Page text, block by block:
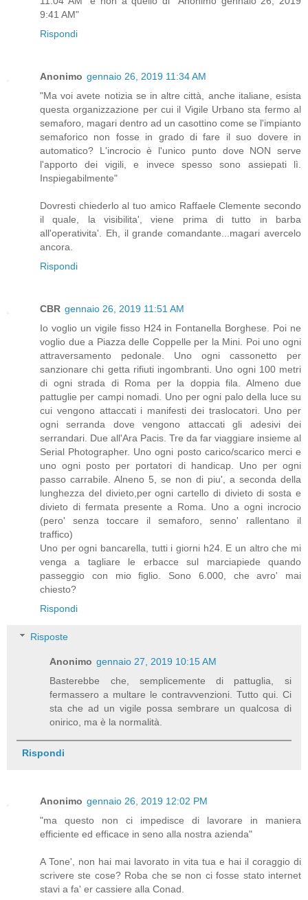
9:41 AM"
Rispondi
Anonimo gennaio 26, 2019 11:34 AM
"Ma voi avete notizia se in altre città, anche italiane, esista
questa organizzazione per cui il Vigile Urbano sta fermo al
semaforo, magari dentro ad un casottino come se l'impianto
semaforico non fosse in grado di fare il suo dovere in
automatico? L'incrocio è l'unico punto dove NON serve
l'apporto dei vigili, e invece spesso sono assiepati lì.
Inspiegabilmente"
Dovresti chiederlo al tuo amico Raffaele Clemente secondo
il quale, la visibilita', viene prima di tutto in barba
all'operativita'. Eh, il grande comandante...magari avercelo
ancora.
Rispondi
CBR gennaio 26, 2019 11:51 AM
Io voglio un vigile fisso H24 in Fontanella Borghese. Poi ne
voglio due a Piazza delle Coppelle per la Mini. Poi uno ogni
attraversamento pedonale. Uno ogni cassonetto per
sanzionare chi getta rifiuti ingombranti. Uno ogni 100 metri
di ogni strada di Roma per la doppia fila. Almeno due
pattuglie per campi nomadi. Uno per ogni palo della luce su
cui vengono attaccati i manifesti dei traslocatori. Uno per
ogni serranda dove vengono attaccati gli adesivi dei
serrandari. Due all'Ara Pacis. Tre da far viaggiare insieme al
Serial Photographer. Uno ogni posto carico/scarico merci e
uno ogni posto per portatori di handicap. Uno per ogni
passo carrabile. Alneno 5, se non di piu', a seconda della
lunghezza del divieto,per ogni cartello di divieto di sosta e
divieto di fermata presente a Roma. Uno a ogni incrocio
(pero' senza toccare il semaforo, senno' rallentano il
traffico)
Uno per ogni bancarella, tutti i giorni h24. E un altro che mi
venga a tagliare le erbacce sul marciapiede quando
passeggio con mio figlio. Sono 6.000, che avro' mai
chiesto?
Rispondi
Risposte
Anonimo gennaio 27, 2019 10:15 AM
Basterebbe che, semplicemente di pattuglia, si
fermassero a multare le contravvenzioni. Tutto qui. Ci
sta che ad un vigile possa sembrare un qualcosa di
onirico, ma è la normalità.
Rispondi
Anonimo gennaio 26, 2019 12:02 PM
"ma questo non ci impedisce di lavorare in maniera
efficiente ed efficace in seno alla nostra azienda"
A Tone', non hai mai lavorato in vita tua e hai il coraggio di
scrivere ste cose? Roba che se non ci fosse stato internet
stavi a fa' er cassiere alla Conad.